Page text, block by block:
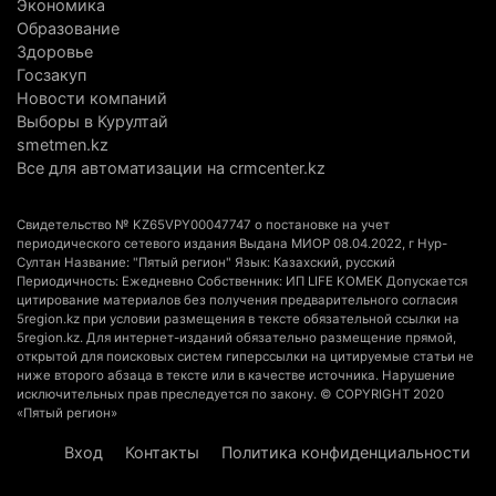
5 августа 2026 г. 17:06
Казахстан стал лидером Центральной Азии в
мировом рейтинге благополучия
5 августа 2026 г. 13:55
запустят в Алатау
5 августа 2026 г. 12:32
Туриста с тяжелыми травмами эвакуировали в
горах Алматинской области после камнепада
5 августа 2026 г. 11:23 191
Хозяина собак, едва не загрызших ребенка в
Алматинской области, судят спустя год после
Экономика
Образование
Здоровье
Госзакуп
Новости компаний
Выборы в Курултай
smetmen.kz
Все для автоматизации на crmcenter.kz
Свидетельство № KZ65VPY00047747 о постановке на учет
периодического сетевого издания Выдана МИОР 08.04.2022, г Нур-
Султан Название: "Пятый регион" Язык: Казахский, русский
Периодичность: Ежедневно Собственник: ИП LIFE KOMEK Допускается
цитирование материалов без получения предварительного согласия
5region.kz при условии размещения в тексте обязательной ссылки на
5region.kz. Для интернет-изданий обязательно размещение прямой,
открытой для поисковых систем гиперссылки на цитируемые статьи не
ниже второго абзаца в тексте или в качестве источника. Нарушение
исключительных прав преследуется по закону. © COPYRIGHT 2020
«Пятый регион»
Вход Контакты Политика конфиденциальности